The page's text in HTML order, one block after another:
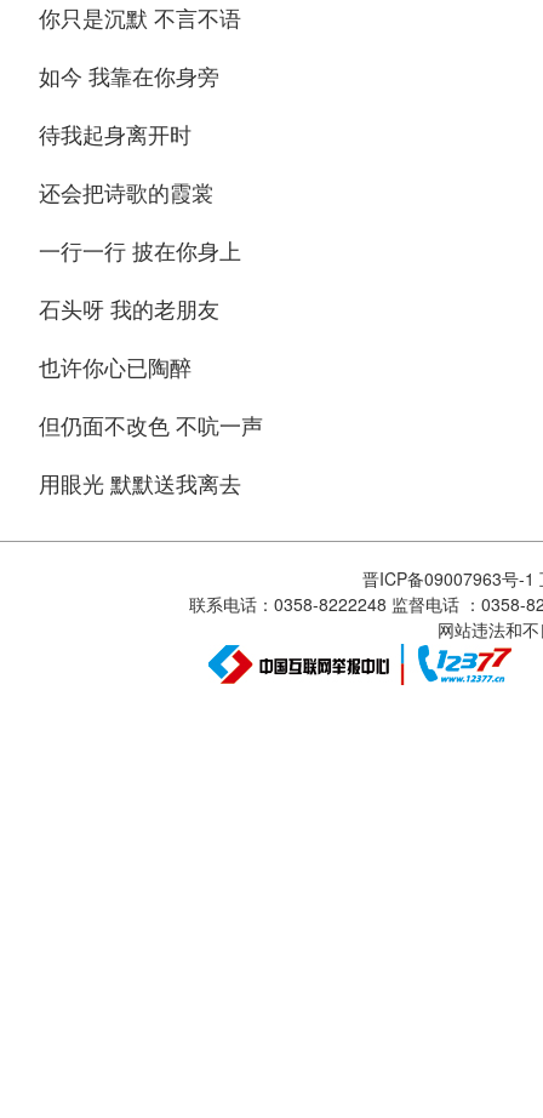
你只是沉默 不言不语
如今 我靠在你身旁
待我起身离开时
还会把诗歌的霞裳
一行一行 披在你身上
石头呀 我的老朋友
也许你心已陶醉
但仍面不改色 不吭一声
用眼光 默默送我离去
晋ICP备09007963号-1
联系电话：0358-8222248 监督电话 ：
网站违法和